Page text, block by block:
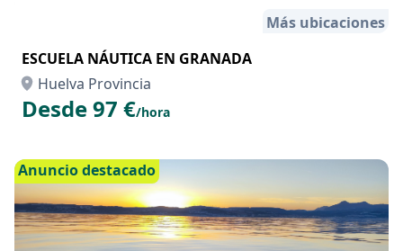
Más ubicaciones
ESCUELA NÁUTICA EN GRANADA
Huelva Provincia
Desde 97 €/hora
Anuncio destacado